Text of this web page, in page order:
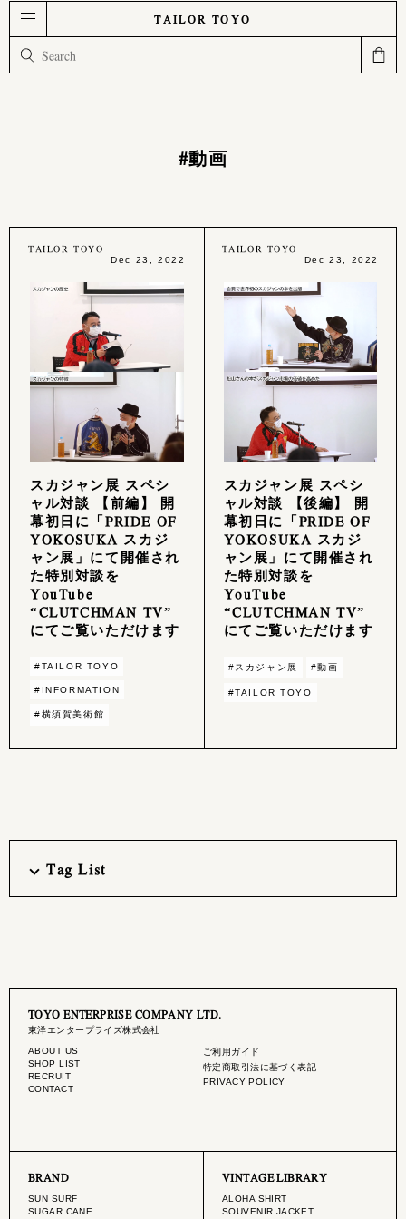
TAILOR TOYO
#動画
TAILOR TOYO
Dec 23, 2022
スカジャン展 スペシ
ャル対談 【前編】 開
幕初日に「PRIDE OF
YOKOSUKA スカジ
ャン展」にて開催され
た特別対談を
YouTube
“CLUTCHMAN TV”
にてご覧いただけます
#TAILOR TOYO
#INFORMATION
#横須賀美術館
TAILOR TOYO
Dec 23, 2022
スカジャン展 スペシ
ャル対談 【後編】 開
幕初日に「PRIDE OF
YOKOSUKA スカジ
ャン展」にて開催され
た特別対談を
YouTube
“CLUTCHMAN TV”
にてご覧いただけます
#スカジャン展 #動画
#TAILOR TOYO
Tag List
TOYO ENTERPRISE COMPANY LTD.
東洋エンタープライズ株式会社
ABOUT US
SHOP LIST
RECRUIT
CONTACT
ご利用ガイド
特定商取引法に基づく表記
PRIVACY POLICY
BRAND
SUN SURF
SUGAR CANE
VINTAGE LIBRARY
ALOHA SHIRT
SOUVENIR JACKET